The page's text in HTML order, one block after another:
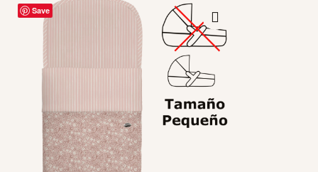
Save